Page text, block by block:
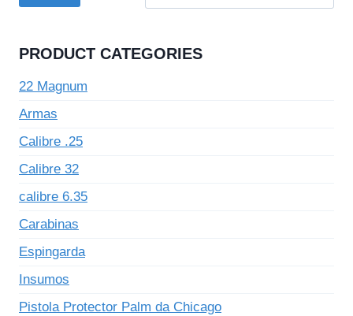
PRODUCT CATEGORIES
22 Magnum
Armas
Calibre .25
Calibre 32
calibre 6.35
Carabinas
Espingarda
Insumos
Pistola Protector Palm da Chicago